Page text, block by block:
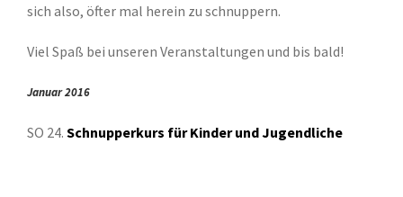
sich also, öfter mal herein zu schnuppern.
Viel Spaß bei unseren Veranstaltungen und bis bald!
Januar 2016
SO 24. Schnupperkurs für Kinder und Jugendliche